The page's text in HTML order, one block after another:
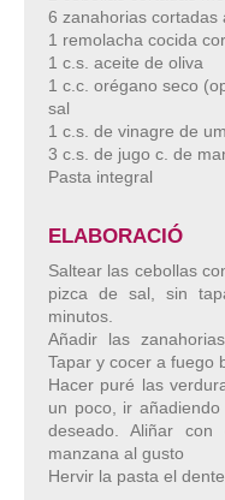
6 zanahorias cortadas
1 remolacha cocida
1 c.s. aceite de oliva
1 c.c. orégano seco
sal
1 c.s. de vinagre de
3 c.s. de jugo c. de
Pasta integral
ELABORACIÓ
Saltear las cebollas
pizca de sal, sin
minutos.
Añadir las
Tapar y cocer a fuego
Hacer puré las
un poco, ir
deseado. Aliñar
manzana al gusto
Hervir la pasta el